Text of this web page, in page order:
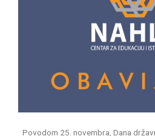
Povodom 25. novembra, Dana